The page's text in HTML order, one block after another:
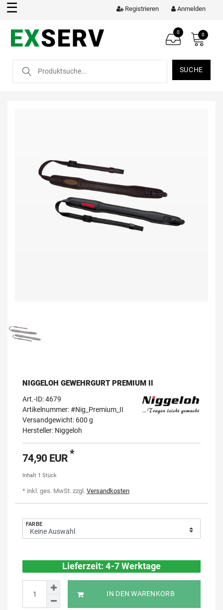
☰ Anmelden
Registrieren
SUCHE
0 0
NIGGELOH GEWEHRGURT PREMIUM II
Art.-ID:4679
Artikelnummer: #Nig_Premium_II
Versandgewicht: 600 g
Hersteller: Niggeloh
74,90 EUR*
Inhalt 1 Stück
* inkl. ges. MwSt. zzgl. Versandkosten
FARBE
Lieferzeit: 4-7 Werktage
IN DEN WARENKORB